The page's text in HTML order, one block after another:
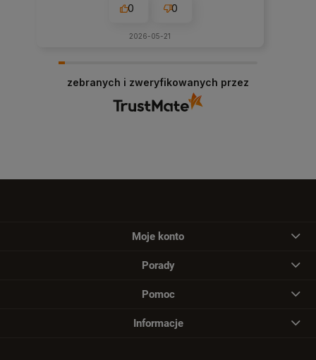
0 0
2026-05-21
zebranych i zweryfikowanych przez
Moje konto
Porady
Pomoc
Informacje